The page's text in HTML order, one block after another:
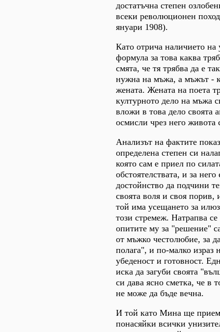
достатъчна степен
всеки революционен
януари 1908).
Като отрича наличието на
формула за това каква
смята, че тя трябва да е
нужна на мъжа, а мъжът -
жената. Жената на поета
културното дело на мъжа
вложи в това дело своята
осмисли чрез него живота
Анализът на фактите
определена степен си
която сам е приел по
обстоятелствата, и за
достойнство да подчини
своята воля и своя порив,
той има усещането за
този стремеж. Натрапва
опитите му за "решение"
от мъжко честолюбие, за
полага", и по-малко израз
убеденост и готовност.
иска да загуби своята
си дава ясно сметка, че в
не може да бъде вечна.
И той като Мина ще
понасяйки всички